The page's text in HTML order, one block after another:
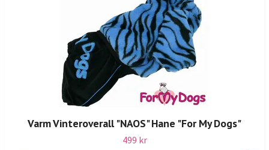
Varm Vinteroverall "NAOS" Hane "For My Dogs"
499 kr